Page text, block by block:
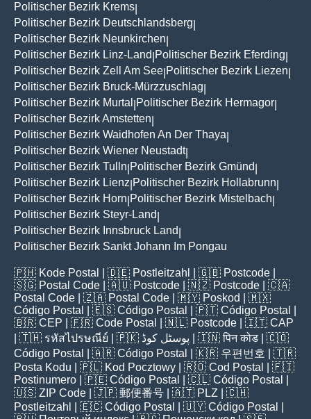
Politischer Bezirk Krems
Politischer Bezirk Deutschlandsberg
Politischer Bezirk Neunkirchen
Politischer Bezirk Linz-Land Politischer Bezirk Eferding
Politischer Bezirk Zell Am See Politischer Bezirk Liezen
Politischer Bezirk Bruck-Mürzzuschlag
Politischer Bezirk Murtal
Politischer Bezirk Hermagor
Politischer Bezirk Amstetten
Politischer Bezirk Waidhofen An Der Thaya
Politischer Bezirk Wiener Neustadt|
Politischer Bezirk Tulln Politischer Bezirk Gmünd
Politischer Bezirk Lienz Politischer Bezirk Hollabrunn
Politischer Bezirk Horn Politischer Bezirk Mistelbach
Politischer Bezirk Steyr-Land
Politischer Bezirk Innsbruck Land
Politischer Bezirk Sankt Johann Im Pongau
🇵🇭 Kode Postal | 🇩🇪 Postleitzahl | 🇬🇧 Postcode
🇸🇬 Postal Code | 🇦🇺 Postcode | 🇳🇿 Postcode | 🇨🇦
Postal Code | 🇿🇦 Postal Code | 🇲🇾 Poskod
| 🇲🇽
Código Postal
| 🇪🇸 Código Postal | 🇵🇹 Código Postal
🇧🇷 CEP | 🇫🇷 Code Postal | 🇳🇱 Postcode | 🇮🇹 CAP
| 🇹🇭 รหัสไปรษณีย์ | 🇵🇰 پوسٹل کوڈ | 🇮🇳पिन कोड | 🇨🇴
Código Postal
| 🇦🇷 Código Postal | 🇰🇷 우편번호
| 🇹🇷
Posta Kodu | 🇵🇱 Kod Pocztowy | 🇷🇴 Cod Poștal
| 🇫🇮
Postinumero | 🇵🇪 Código Postal | 🇨🇱 Código Postal
🇺🇸 ZIP Code | 🇯🇵 郵便番号 | 🇦🇹 PLZ | 🇨🇭
Postleitzahl
| 🇪🇨 Código Postal | 🇺🇾 Código Postal